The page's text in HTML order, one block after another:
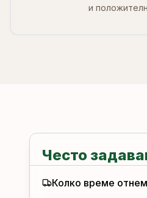
и
Често
Колко време